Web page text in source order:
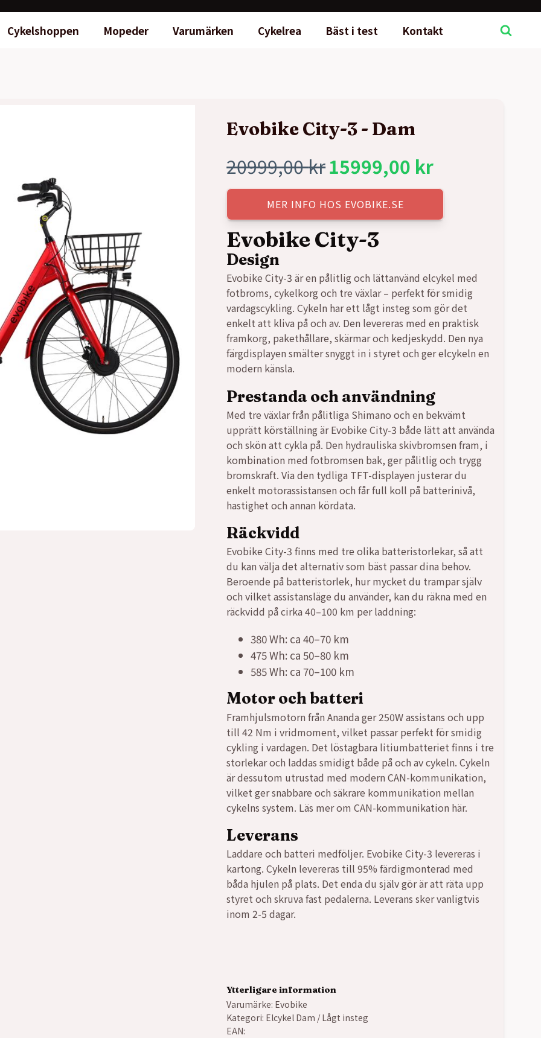
Cykelshoppen Mopeder Varumärken Cykelrea Bäst i test Kontakt
Evobike City-3 - Dam
20999,00kr
Det
ursprungliga
priset
var:
20999,00 kr.
15999,00 kr
Det
nuvarande
priset
är:
15999,00 kr.
MER INFO HOS EVOBIKE.SE
Evobike City-3
Design
Evobike City-3 är en pålitlig och lättanvänd elcykel med
fotbroms, cykelkorg och tre växlar – perfekt för smidig
vardagscykling. Cykeln har ett lågt insteg som gör det
enkelt att kliva på och av. Den levereras med en praktisk
framkorg, pakethållare, skärmar och kedjeskydd. Den nya
färgdisplayen smälter snyggt in i styret och ger elcykeln en
modern känsla.
Prestanda och användning
Med tre växlar från pålitliga Shimano och en bekvämt
upprätt körställning är Evobike City-3 både lätt att använda
och skön att cykla på. Den hydrauliska skivbromsen fram, i
kombination med fotbromsen bak, ger pålitlig och trygg
bromskraft. Via den tydliga TFT-displayen justerar du
enkelt motorassistansen och får full koll på batterinivå,
hastighet och annan kördata.
Räckvidd
Evobike City-3 finns med tre olika batteristorlekar, så att
du kan välja det alternativ som bäst passar dina behov.
Beroende på batteristorlek, hur mycket du trampar själv
och vilket assistansläge du använder, kan du räkna med en
räckvidd på cirka 40–100 km per laddning:
380 Wh: ca 40–70 km
475 Wh: ca 50–80 km
585 Wh: ca 70–100 km
Motor och batteri
Framhjulsmotorn från Ananda ger 250W assistans och upp
till 42 Nm i vridmoment, vilket passar perfekt för smidig
cykling i vardagen. Det löstagbara litiumbatteriet finns i tre
storlekar och laddas smidigt både på och av cykeln. Cykeln
är dessutom utrustad med modern CAN-kommunikation,
vilket ger snabbare och säkrare kommunikation mellan
cykelns system. Läs mer om CAN-kommunikation här.
Leverans
Laddare och batteri medföljer. Evobike City-3 levereras i
kartong. Cykeln levereras till 95% färdigmonterad med
båda hjulen på plats. Det enda du själv gör är att räta upp
styret och skruva fast pedalerna. Leverans sker vanligtvis
inom 2-5 dagar.
Ytterligare information
Varumärke: Evobike
Kategori: Elcykel Dam / Lågt insteg
EAN: